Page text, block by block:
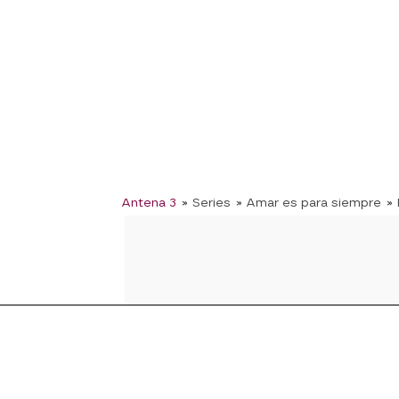
Antena 3 » Series » Amar es para siempre »